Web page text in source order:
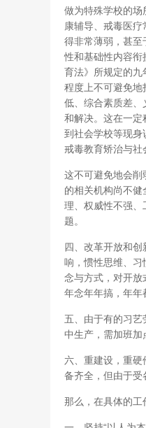
做为特殊学校的场
康辅导、戒毒医
得非常薄弱，甚至
性和基础性内容衔
育法》所规定的九
程度上不可避免地
低、综合素质差、
和解决。这在一定
到社会学校等现身
戒毒教育矫治与社
这不可避免地会削
的相关机构尚不
理、权威性不强、
题。
四、改革开放和
响，惯性思维、习
念与方式，对开放
年念年年搞，年年
五、由于有的习
中生产，需加班加
六、重建设，重硬
备齐全，但由于受
那么，在具体的工